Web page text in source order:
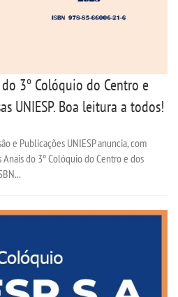
3º Colóquio do Centro e
UNIESP. Boa leitura a todos!
e Publicações UNIESP anuncia, com
do 3º Colóquio do Centro e dos